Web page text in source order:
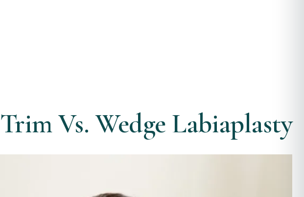
Trim Vs. Wedge Labiaplasty